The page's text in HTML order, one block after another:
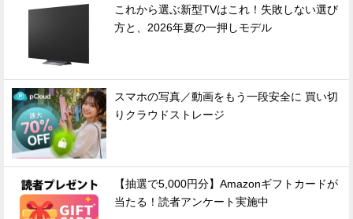
これから選ぶ新型TVはこれ！失敗しない選び
方と、2026年夏の一押しモデル
スマホの写真／動画をもう一段安全に 買い切
りクラウドストレージ
【抽選で5,000円分】Amazonギフトカードが
当たる！読者アンケート実施中